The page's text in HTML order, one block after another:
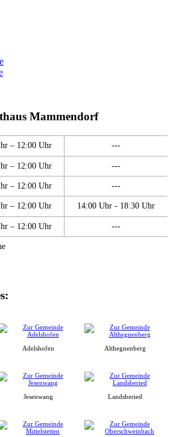
Mammendorf
– 12:00 Uhr ---
– 12:00 Uhr ---
– 12:00 Uhr ---
– 12:00 Uhr 14:00 Uhr - 18:30 Uhr
– 12:00 Uhr ---
Adelshofen Althegnenberg
Jesenwang Landsberied